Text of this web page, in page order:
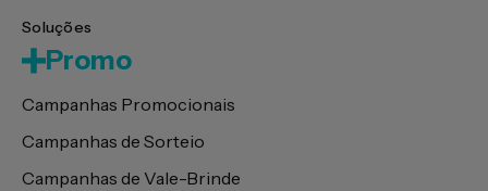
Soluções
Promo
Campanhas Promocionais
Campanhas de Sorteio
Campanhas de Vale-Brinde